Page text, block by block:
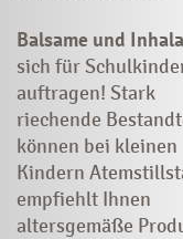
Balsame und
sich für
auftragen! Stark
riechende
können bei kleinen
Kindern
empfiehlt Ihnen
altersgemäße